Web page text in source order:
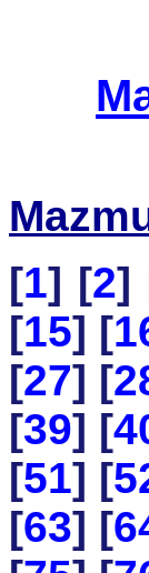
[1] [2]
[15] [
[27] [
[39] [
[51] [
[63] [